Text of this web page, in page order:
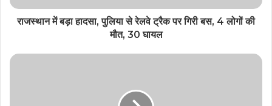
राजस्थान में बड़ा हादसा, पुलिया से रेलवे ट्रैक पर गिरी बस, 4 लोगों की
मौत, 30 घायल